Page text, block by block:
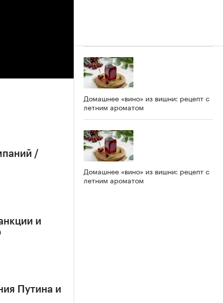
/
и
Путина и
Домашнее «вино» из вишни: рецепт с
летним ароматом
Домашнее «вино» из вишни: рецепт с
летним ароматом